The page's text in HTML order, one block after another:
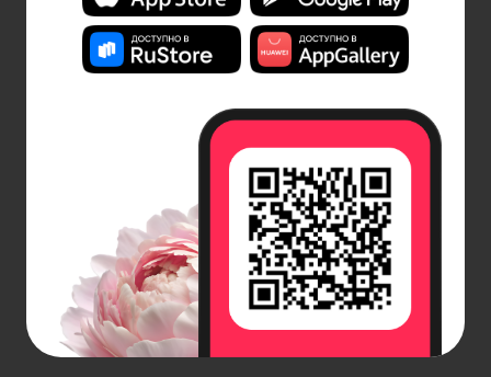
Яндекс Сплит, Подели.
Подробнее об условиях
оплаты.
доставка цветов и других товаров с гарантией
времени получения и сохранности заказа. По
Москве в пределах МКАД доставляем бесплатно.
В случае, если адрес получателя находится за
МКАД и в Московской области, а также если нужна
экспресс-доставка, мы предлагаем платные
варианты.
Укажите удобный интервал и день получения
заказа: в течение 3 часов, за 2 часа, в точно